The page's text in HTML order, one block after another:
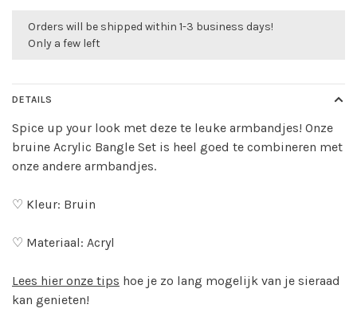
Orders will be shipped within 1-3 business days!
Only a few left
DETAILS
Spice up your look met deze te leuke armbandjes! Onze
bruine Acrylic Bangle Set is heel goed te combineren met
onze andere armbandjes.
♡ Kleur: Bruin
♡ Materiaal: Acryl
Lees hier onze tips hoe je zo lang mogelijk van je sieraad
kan genieten!